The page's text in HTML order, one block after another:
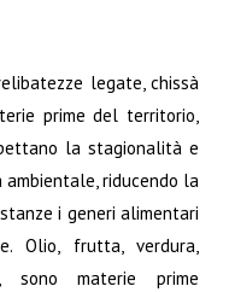
legate, chissà
prime del territorio,
la stagionalità e
riducendo la
i generi alimentari
Olio, frutta, verdura,
materie prime